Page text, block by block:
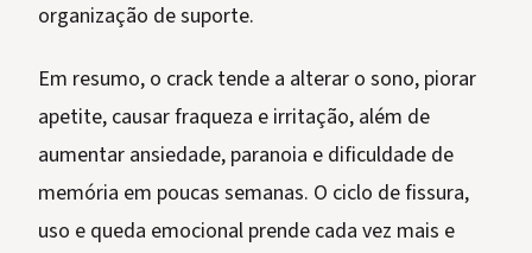
organização de suporte.
Em resumo, o crack tende a alterar o sono, piorar
apetite, causar fraqueza e irritação, além de
aumentar ansiedade, paranoia e dificuldade de
memória em poucas semanas. O ciclo de fissura,
uso e queda emocional prende cada vez mais e